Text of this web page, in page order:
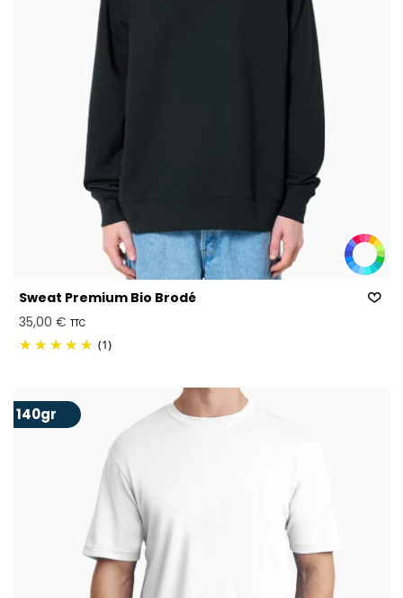
Sweat Premium Bio Brodé
35,00 € TTC
(1)
140gr